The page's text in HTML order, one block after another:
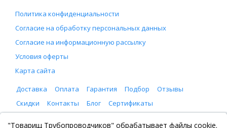
Политика конфиденциальности
Согласие на обработку персональных данных
Согласие на информационную рассылку
Условия оферты
Карта сайта
Доставка
Оплата Гарантия Подбор
Отзывы
Скидки
Контакты Блог Сертификаты
ООО "Товарищ Трубопроводчиков"
"Товарищ Трубопроводчиков" обрабатывает файлы cookie.